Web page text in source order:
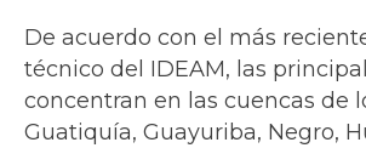
De acuerdo con el más
técnico del IDEAM, las
concentran en las cuencas de
Guatiquía, Guayuriba, Negro,